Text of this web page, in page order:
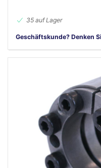
35 auf Lager
Geschäftskunde? Denken